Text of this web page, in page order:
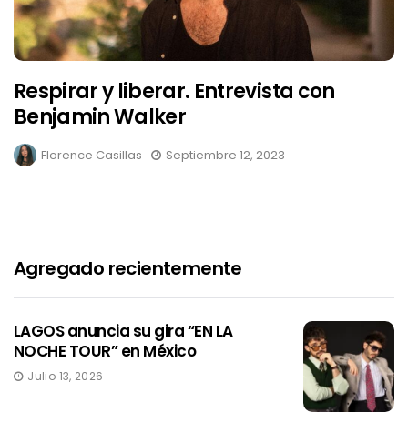
Respirar y liberar. Entrevista con
Benjamin Walker
Florence Casillas Septiembre 12, 2023
Agregado recientemente
LAGOS anuncia su gira “EN LA
NOCHE TOUR” en México
Julio 13, 2026